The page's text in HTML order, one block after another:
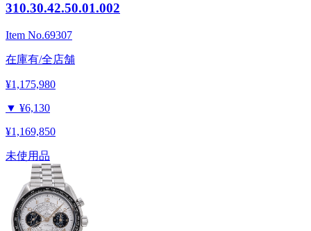
310.30.42.50.01.002
Item No.69307
在庫有/全店舗
¥1,175,980
▼ ¥6,130
¥1,169,850
未使用品